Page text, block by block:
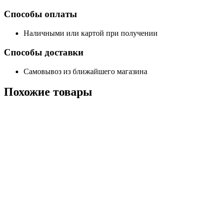
Способы оплаты
Наличными или картой при получении
Способы доставки
Самовывоз из ближайшего магазина
Похожие товары